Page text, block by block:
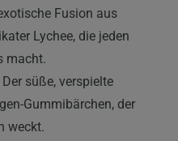
Fusion aus
Lychee, die jeden
macht.
Der süße, verspielte
Gummibärchen, der
weckt.